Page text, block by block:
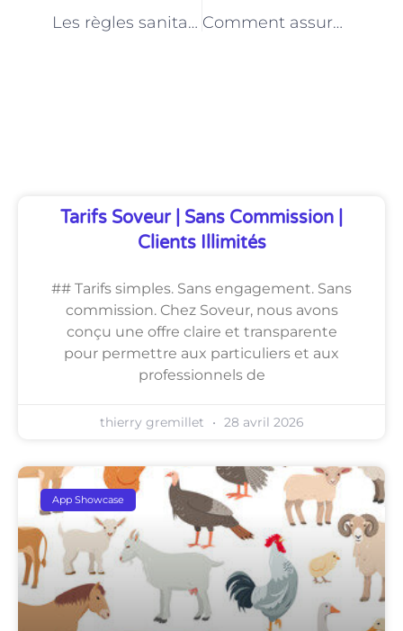
Les règles sanitaires à respecter lors du transport d’animaux à Paris Comment assurer la sécurité des animaux lors du chargement et du déchargement à Paris
Tarifs Soveur | Sans Commission |
Clients Illimités
## Tarifs simples. Sans engagement. Sans
commission. Chez Soveur, nous avons
conçu une offre claire et transparente
pour permettre aux particuliers et aux
professionnels de
thierry gremillet 28 avril 2026
App Showcase